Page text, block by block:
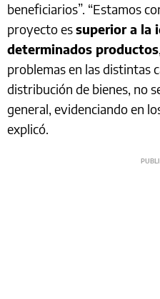
beneficiarios”. “Estamos
proyecto essuperior a la
determinados productos
problemas en las distintas
distribución de bienes, no
general, evidenciando en
explicó.